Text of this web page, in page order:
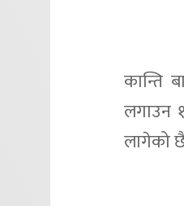
कान्ति
लगाउन
लागेको